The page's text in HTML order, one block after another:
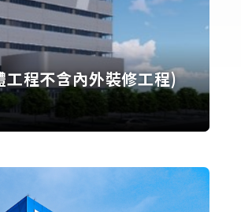
程不含內外裝修工程)